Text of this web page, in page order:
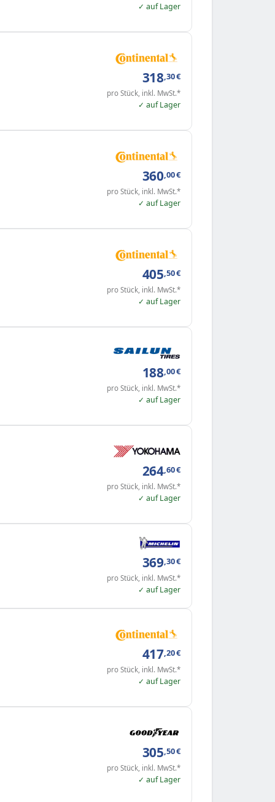
✓ auf Lager
318,30€
pro Stück, inkl. MwSt.*
✓ auf Lager
360,00€
pro Stück, inkl. MwSt.*
✓ auf Lager
405,50€
pro Stück, inkl. MwSt.*
✓ auf Lager
188,00€
pro Stück, inkl. MwSt.*
✓ auf Lager
264,60€
pro Stück, inkl. MwSt.*
✓ auf Lager
369,30€
pro Stück, inkl. MwSt.*
✓ auf Lager
417,20€
pro Stück, inkl. MwSt.*
✓ auf Lager
305,50€
pro Stück, inkl. MwSt.*
✓ auf Lager